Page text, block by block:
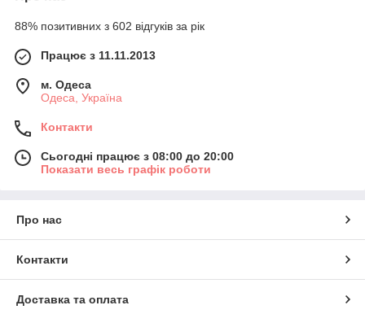
88% позитивних з 602 відгуків за рік
Працює з 11.11.2013
м. Одеса
Одеса, Україна
Контакти
Сьогодні працює з 08:00 до 20:00
Показати весь графік роботи
Про нас
Контакти
Доставка та оплата